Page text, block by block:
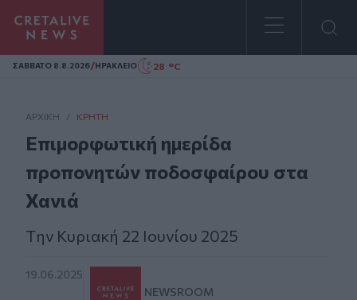
Homepage
ΣAΒΒΑΤΟ 8.8.2026/ΗΡΑΚΛΕΙΟ 28 °C
ΑΡΧΙΚΗ / ΚΡΉΤΗ
Επιμορφωτική ημερίδα
προπονητών ποδοσφαίρου στα
Χανιά
Tην Κυριακή 22 Ιουνίου 2025
19.06.2025
NEWSROOM